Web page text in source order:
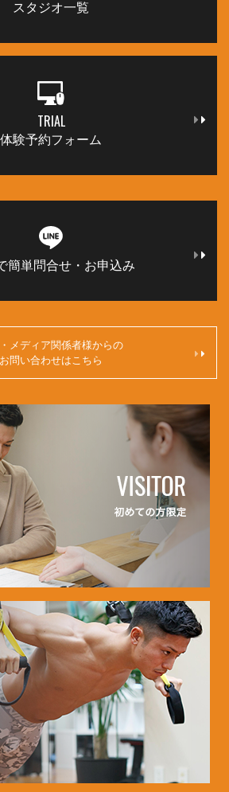
スタジオ一覧
TRIAL
体験予約フォーム
簡単問合せ・お申込み
メディア関係者様からの
お問い合わせはこちら